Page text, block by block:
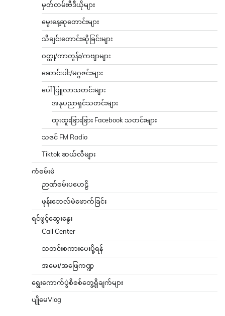
မှတ်တမ်းဗီဒီယိုများ
မွေးနေ့ဆုတောင်းများ
သီချင်းတောင်းဆိုခြင်းများ
ဝတ္ထု/ကာတွန်း/ကဗျာများ
ဆောင်းပါး/မဂ္ဂဇင်းများ
ပေါ်ပြူလာသတင်းများ
အနုပညာရှင်သတင်းများ
ထူးထူးခြားခြား Facebook သတင်းများ
သဇင် FM Radio
Tiktok ဆယ်လီများ
ကံစမ်းမဲ
ဉာဏ်စမ်းပဟေဠိ
ဖုန်းဘေလ်မဲဖောက်ခြင်း
ရင်ဖွင့်ဆွေးနွေး
Call Center
သတင်းစကားပေးပို့ရန်
အမေး/အဖြေကဏ္ဍ
ရွေးကောက်ပွဲစိစစ်တွေ့ရှိချက်များ
ပျိုမေVlog